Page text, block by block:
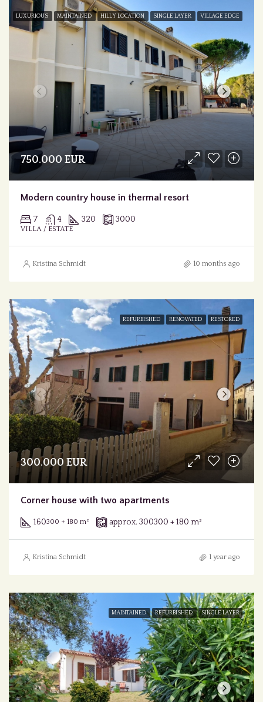
LUXURIOUS MAINTAINED HILLY LOCATION SINGLE LAYER VILLAGE EDGE
750.000 EUR
Modern country house in thermal resort
7 4 320 3000
VILLA / ESTATE
Kristina Schmidt 10 months ago
REFURBISHED RENOVATED RESTORED
300.000 EUR
Corner house with two apartments
160300 + 180 m² approx. 300300 + 180 m²
Kristina Schmidt 1 year ago
MAINTAINED REFURBISHED SINGLE LAYER